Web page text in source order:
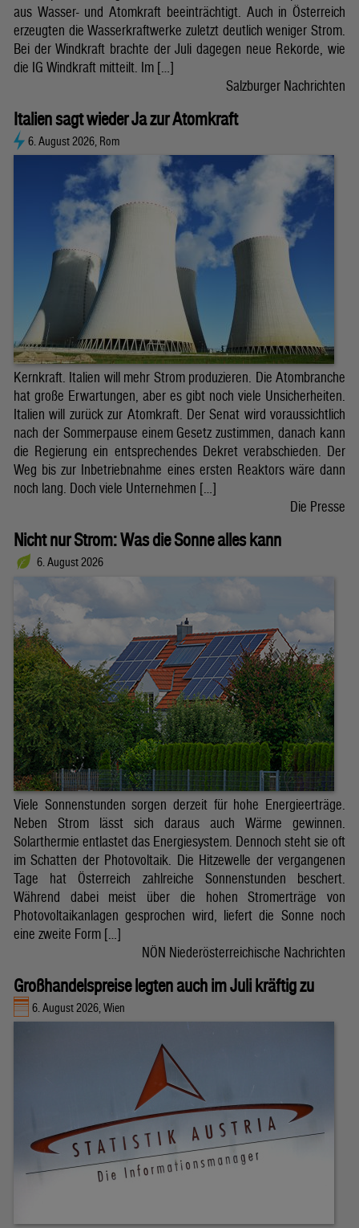
aus Wasser- und Atomkraft beeinträchtigt. Auch in Österreich
erzeugten die Wasserkraftwerke zuletzt deutlich weniger Strom.
Bei der Windkraft brachte der Juli dagegen neue Rekorde, wie
die IG Windkraft mitteilt. Im […]
Salzburger Nachrichten
Italien sagt wieder Ja zur Atomkraft
6. August 2026, Rom
Kernkraft. Italien will mehr Strom produzieren. Die Atombranche
hat große Erwartungen, aber es gibt noch viele Unsicherheiten.
Italien will zurück zur Atomkraft. Der Senat wird voraussichtlich
nach der Sommerpause einem Gesetz zustimmen, danach kann
die Regierung ein entsprechendes Dekret verabschieden. Der
Weg bis zur Inbetriebnahme eines ersten Reaktors wäre dann
noch lang. Doch viele Unternehmen […]
Die Presse
Nicht nur Strom: Was die Sonne alles kann
6. August 2026
Viele Sonnenstunden sorgen derzeit für hohe Energieerträge.
Neben Strom lässt sich daraus auch Wärme gewinnen.
Solarthermie entlastet das Energiesystem. Dennoch steht sie oft
im Schatten der Photovoltaik. Die Hitzewelle der vergangenen
Tage hat Österreich zahlreiche Sonnenstunden beschert.
Während dabei meist über die hohen Stromerträge von
Photovoltaikanlagen gesprochen wird, liefert die Sonne noch
eine zweite Form […]
NÖN Niederösterreichische Nachrichten
Großhandelspreise legten auch im Juli kräftig zu
6. August 2026, Wien